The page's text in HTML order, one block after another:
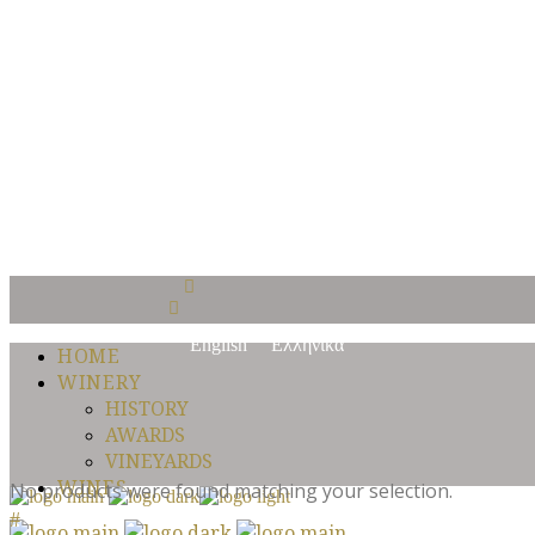
English Ελληνικά
HOME
WINERY
HISTORY
AWARDS
VINEYARDS
WINES
No products were found matching your selection.